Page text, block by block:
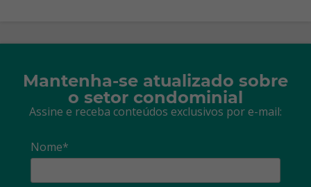
Mantenha-se atualizado sobre
o setor condominial
Assine e receba conteúdos exclusivos por e-mail:
Nome*